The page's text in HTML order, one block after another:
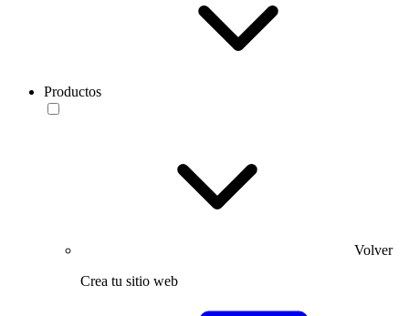
Productos
Volver
Crea tu sitio web